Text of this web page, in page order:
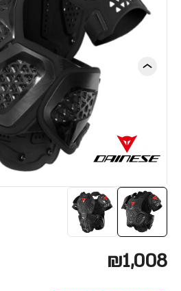
₪1,008